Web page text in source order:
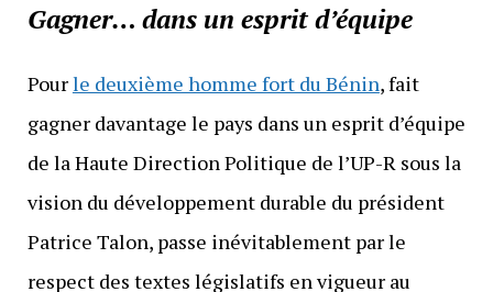
Gagner… dans un esprit d’équipe
Pourle deuxième homme fort du Bénin, fait
gagner davantage le pays dans un esprit d’équipe
de la Haute Direction Politique de l’UP-R sous la
vision du développement durable du président
Patrice Talon, passe inévitablement par le
respect des textes législatifs en vigueur au